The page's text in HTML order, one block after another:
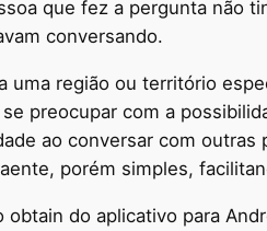
que fez a pergunta não
conversando.
uma região ou território
preocupar com a
ao conversar com
porém simples,
obtain do aplicativo para